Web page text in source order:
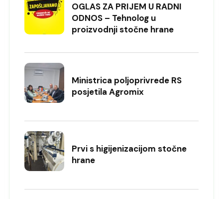
OGLAS ZA PRIJEM U RADNI
ODNOS – Tehnolog u
proizvodnji stočne hrane
Ministrica poljoprivrede RS
posjetila Agromix
Prvi s higijenizacijom stočne
hrane